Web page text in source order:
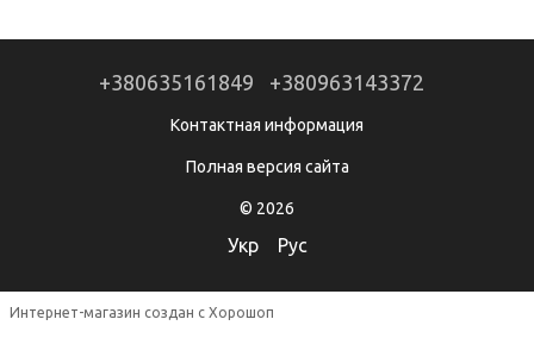
+380635161849 +380963143372
Контактная информация
Полная версия сайта
© 2026
Укр Рус
Интернет-магазин создан с Хорошоп